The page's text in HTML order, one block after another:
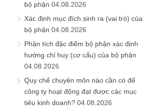
bộ phận 04.08.2026
Xác định mục đích sinh ra (vai trò) của
bộ phận 04.08.2026
Phân tích đặc điểm bộ phận xác định
hướng chỉ huy (cơ cấu) của bộ phận
04.08.2026
Quy chế chuyên môn nào cần có để
công ty hoạt động đạt được các mục
tiêu kinh doanh? 04.08.2026